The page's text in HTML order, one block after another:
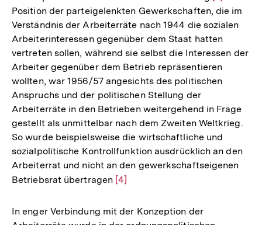
Auflösung
der
Fußnote
Position der parteigelenkten Gewerkschaften, die im
Verständnis der Arbeiterräte nach 1944 die sozialen
Arbeiterinteressen gegenüber dem Staat hatten
vertreten sollen, während sie selbst die Interessen der
Arbeiter gegenüber dem Betrieb repräsentieren
wollten, war 1956/57 angesichts des politischen
Anspruchs und der politischen Stellung der
Arbeiterräte in den Betrieben weitergehend in Frage
gestellt als unmittelbar nach dem Zweiten Weltkrieg.
So wurde beispielsweise die wirtschaftliche und
sozialpolitische Kontrollfunktion ausdrücklich an den
Arbeiterrat und nicht an den gewerkschaftseigenen
Betriebsrat übertragen Zur
der
[4]
In enger Verbindung mit der Konzeption der